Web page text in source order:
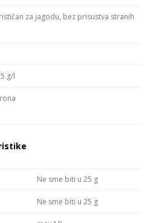
za jagodu, bez prisustva stranih
g/l
Ne sme biti u 25 g
Ne sme biti u 25 g